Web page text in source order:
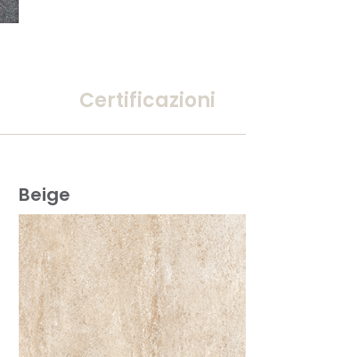
Certificazioni
Beige